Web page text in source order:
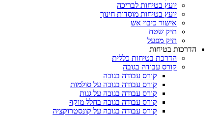
יועץ בטיחות לבריכה
יועץ בטיחות מוסדות חינוך
אישור כיבוי אש
תיק שטח
תיק מפעל
הדרכות בטיחות
הדרכת בטיחות כללית
קורס עבודה בגובה
קורס עבודה בגובה
קורס עבודה בגובה על סולמות
קורס עבודה בגובה על גגות
קורס עבודה בגובה בחלל מוקף
קורס עבודה בגובה על קונסטרוקציה